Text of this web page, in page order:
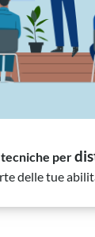
per
delle tue